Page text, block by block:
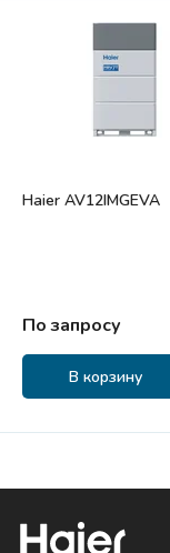
Haier AV12IMGEVA
По запросу
В корзину